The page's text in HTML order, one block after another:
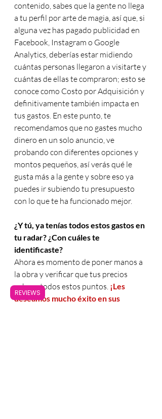
¿Quieres saber más sobre Artesanía y
Negocios Innovadores? ¡Te enviaremos
las próximas notas!
Suscribirme
contenido, sabes que la gente no llega
a tu perfil por arte de magia, así que, si
alguna vez has pagado publicidad en
Facebook, Instagram o Google
Analytics, deberías estar midiendo
cuántas personas llegaron a visitarte y
cuántas de ellas te compraron; esto se
conoce como Costo por Adquisición y
definitivamente también impacta en
tus gastos. En este punto, te
recomendamos que no gastes mucho
dinero en un solo anuncio, ve
probando con diferentes opciones y
montos pequeños, así verás qué le
gusta más a la gente y sobre eso ya
puedes ir subiendo tu presupuesto
con lo que te ha funcionado mejor.
¿Y tú, ya tenías todos estos gastos en
tu radar? ¿Con cuáles te
identificaste?
Ahora es momento de poner manos a
la obra y verificar que tus precios
cubran todos estos puntos. ¡Les
deseamos mucho éxito en sus
REVIEWS